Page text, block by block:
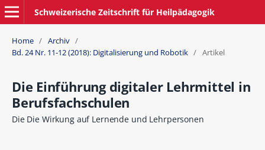
Schweizerische Zeitschrift für Heilpädagogik
Home / Archiv /
Bd. 24 Nr. 11-12 (2018): Digitalisierung und Robotik / Artikel
Die Einführung digitaler Lehrmittel in
Berufsfachschulen
Die Die Wirkung auf Lernende und Lehrpersonen